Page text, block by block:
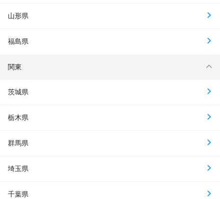
山形県
福島県
関東
茨城県
栃木県
群馬県
埼玉県
千葉県